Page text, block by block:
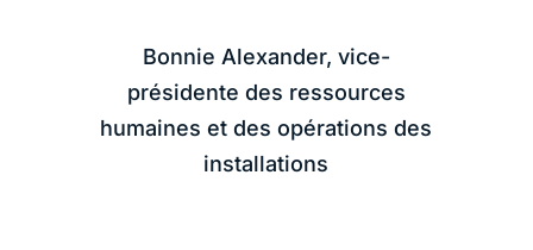
Bonnie Alexander, vice-
présidente des ressources
humaines et des opérations des
installations